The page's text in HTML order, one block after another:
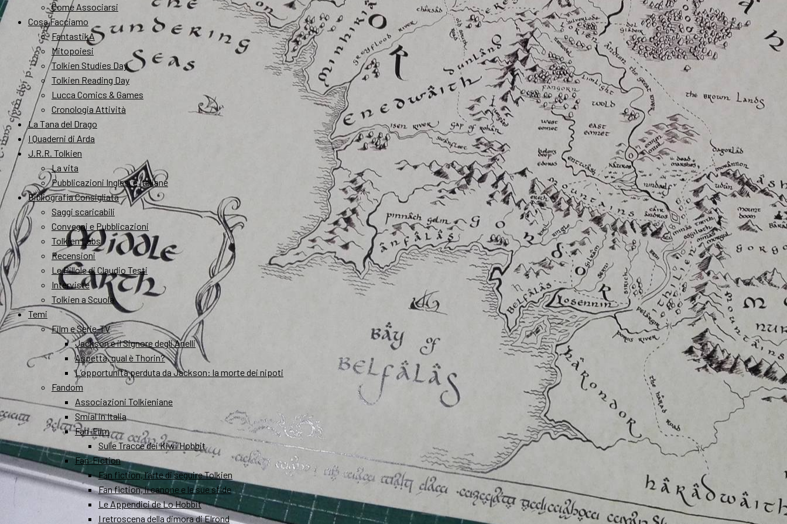
Come Associarsi
Cosa Facciamo
FantastikA
Mitopoiesi
Tolkien Studies Day
Tolkien Reading Day
Lucca Comics & Games
Cronologia Attività
La Tana del Drago
I Quaderni di Arda
J.R.R. Tolkien
La vita
Pubblicazioni Inglesi e Italiane
Bibliografia Consigliata
Saggi scaricabili
Convegni e Pubblicazioni
Tolkien Labs
Recensioni
Le Pillole di Claudio Testi
Interviste
Tolkien a Scuola
Temi
Film e Serie-TV
Jackson e il Signore degli Anelli
Aspetta, qual è Thorin?
L’opportunità perduta da Jackson: la morte dei nipoti
Fandom
Associazioni Tolkieniane
Smial in Italia
Fan-Film
Sulle Tracce dei Kiwi Hobbit
Fan-Fiction
Fan fiction, l’arte di seguire Tolkien
Fan fiction, il canone e le sue sfide
Le Appendici de Lo Hobbit
I retroscena della dimora di Elrond